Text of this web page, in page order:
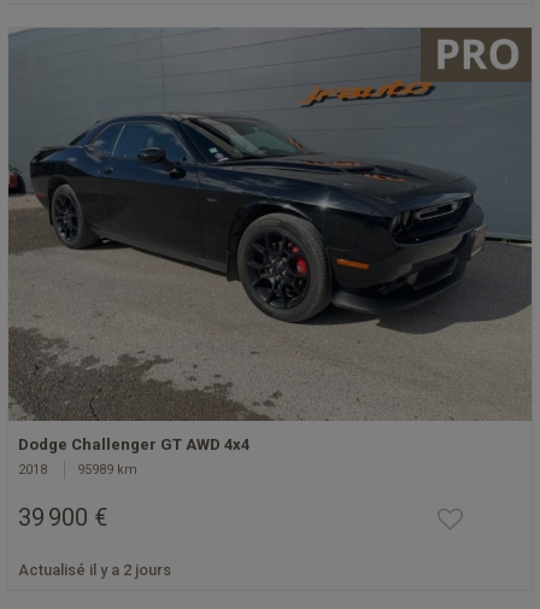
Dodge Challenger GT AWD 4x4
2018 95989 km
39 900 €
Actualisé il y a 2 jours